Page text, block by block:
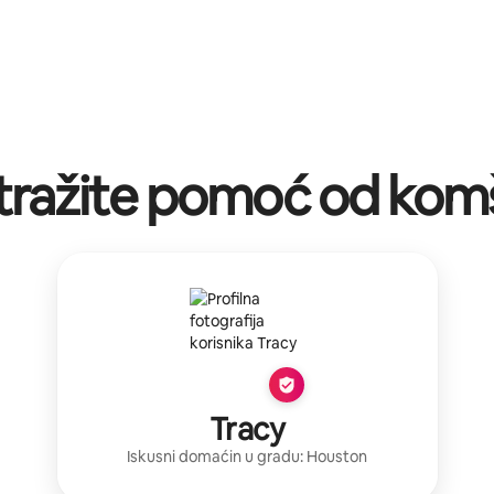
pomoć od
Tracy
Iskusni domaćin u gradu: Houston